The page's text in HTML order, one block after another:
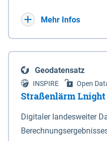
(DTK) im Maßstab 1 :
verkleinerte Amtliche
projizierte Koordinaten
Terrestrischen
der Universalen
bezogen auf die Zone
(Anlage 4); Gleiches
Mehr Infos
Geodatensatz
INSPIRE Open
Straßenlärm
Digitaler landesweiter